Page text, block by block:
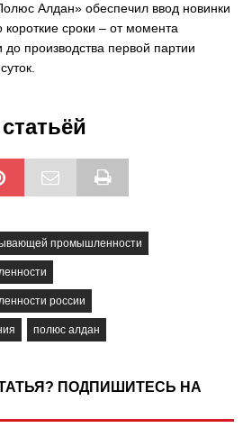
Алдан» обеспечил ввод новинки
короткие сроки – от момента
до производства первой партии
промышленности
россии
полюс алдан
ПОДПИШИТЕСЬ НА